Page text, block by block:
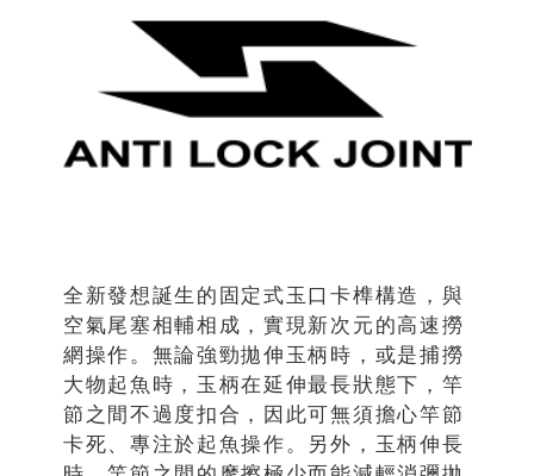
全新發想誕生的固定式玉口卡榫構造，與
空氣尾塞相輔相成，實現新次元的高速撈
網操作。無論強勁拋伸玉柄時，或是捕撈
大物起魚時，玉柄在延伸最長狀態下，竿
節之間不過度扣合，因此可無須擔心竿節
卡死、專注於起魚操作。另外，玉柄伸長